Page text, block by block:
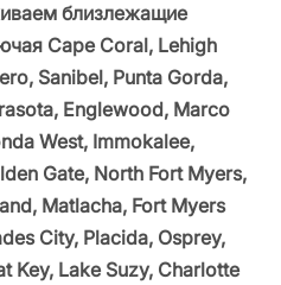
близлежащие
Cape Coral, Lehigh
Sanibel, Punta Gorda,
Englewood, Marco
West, Immokalee,
Gate, North Fort Myers,
Matlacha, Fort Myers
City, Placida, Osprey,
Key, Lake Suzy, Charlotte